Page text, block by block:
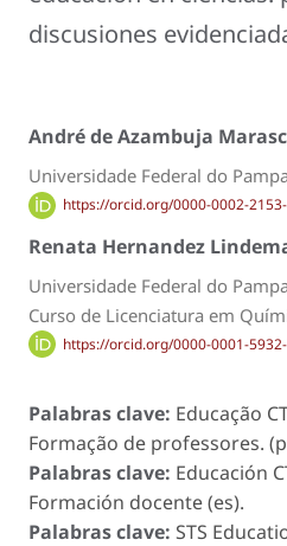
discusiones
André de Azambuja
Universidade Federal do
https://orcid.org/0000-0002-
Renata Hernandez
Universidade Federal do
Curso de Licenciatura em
https://orcid.org/0000-0001-
Palabras clave: Educação
Formação de professores.
Palabras clave: Educación
Formación docente (es).
Palabras clave: STS